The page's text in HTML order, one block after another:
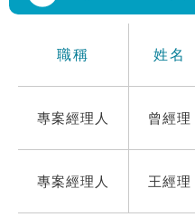
職稱 姓名
專案經理人 曾經理
專案經理人 王經理